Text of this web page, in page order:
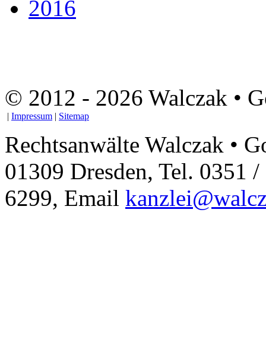
2016
© 2012 - 2026 Walczak •
| Impressum | Sitemap
Rechtsanwälte Walczak •
01309 Dresden, Tel. 0351
6299, Email